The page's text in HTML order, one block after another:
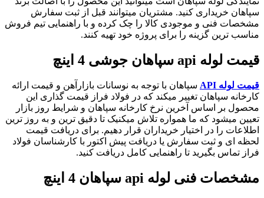
سپاهان خریداری کنید. مشتریان میتوانند قبل از ثبت سفارش
مشخصات فنی و موجودی کالا را چک کرده و با راهنمایی تیم فروش
مناسب ترین گزینه را برای پروژه خود تهیه کنند.
قیمت لوله سپاهان جوشی 4 اینچ
قیمت لوله API
سپاهان با توجه به نوسانات بازارآهن و قیمت ارائه
کارخانه سپاهان تغییر میکند که در فولاد فراز قیمت گذاری این
محصول بر اساس آخرین نرخ کارخانه سپاهان و شرایط روز بازار
تعیین میشود که ما همواره تلاش میکنیک تا دقیق ترین و به روز ترین
اطلاعات را در اختیار خریداران قرار دهیم. برای دریافت قیمت
لحظه ای و ثبت سفارش یا دریافت پیش اکتور با کارشناسان فولاد
فراز تماس بگیرید تا راهنمایی کامل دریافت کنید.
مشخصات فنی لوله سپاهان 4 اینچ